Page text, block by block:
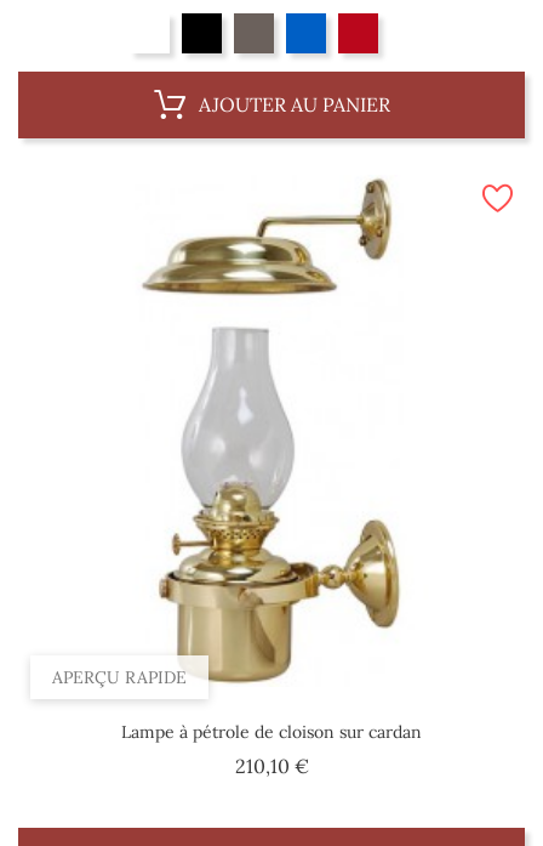
AJOUTER AU PANIER
APERÇU RAPIDE
Lampe à pétrole de cloison sur cardan
210,10 €Prix